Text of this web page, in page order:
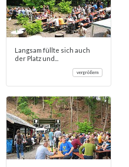
Langsam füllte sich auch
der Platz und...
vergrößern